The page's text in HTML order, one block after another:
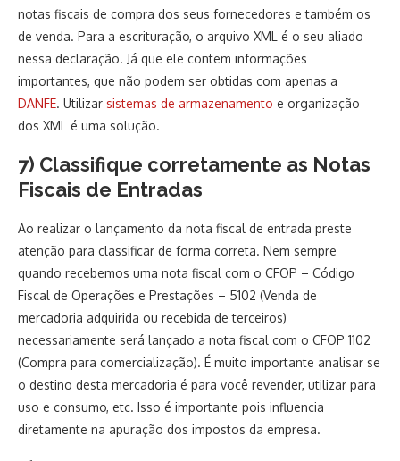
notas fiscais de compra dos seus fornecedores e também os
de venda. Para a escrituração, o arquivo XML é o seu aliado
nessa declaração. Já que ele contem informações
importantes, que não podem ser obtidas com apenas a
DANFE. Utilizar sistemas de armazenamento e organização
dos XML é uma solução.
7) Classifique corretamente as Notas
Fiscais de Entradas
Ao realizar o lançamento da nota fiscal de entrada preste
atenção para classificar de forma correta. Nem sempre
quando recebemos uma nota fiscal com o CFOP – Código
Fiscal de Operações e Prestações – 5102 (Venda de
mercadoria adquirida ou recebida de terceiros)
necessariamente será lançado a nota fiscal com o CFOP 1102
(Compra para comercialização). É muito importante analisar se
o destino desta mercadoria é para você revender, utilizar para
uso e consumo, etc. Isso é importante pois influencia
diretamente na apuração dos impostos da empresa.